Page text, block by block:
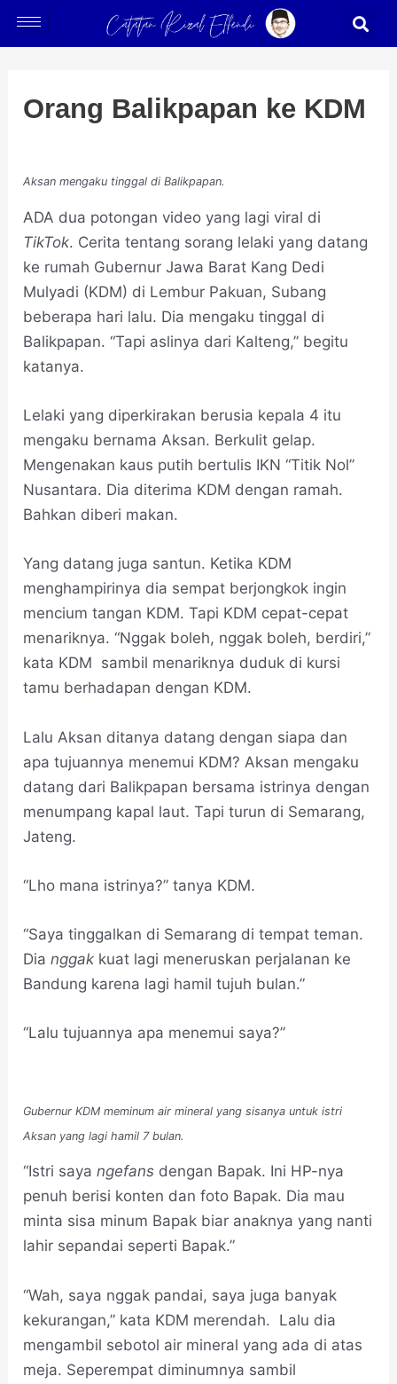
Skip
to
Orang Balikpapan ke KDM
Aksan mengaku tinggal di Balikpapan.
ADA dua potongan video yang lagi viral di
TikTok. Cerita tentang sorang lelaki yang datang
ke rumah Gubernur Jawa Barat Kang Dedi
Mulyadi (KDM) di Lembur Pakuan, Subang
beberapa hari lalu. Dia mengaku tinggal di
Balikpapan. “Tapi aslinya dari Kalteng,” begitu
katanya.
Lelaki yang diperkirakan berusia kepala 4 itu
mengaku bernama Aksan. Berkulit gelap.
Mengenakan kaus putih bertulis IKN “Titik Nol”
Nusantara. Dia diterima KDM dengan ramah.
Bahkan diberi makan.
Yang datang juga santun. Ketika KDM
menghampirinya dia sempat berjongkok ingin
mencium tangan KDM. Tapi KDM cepat-cepat
menariknya. “Nggak boleh, nggak boleh, berdiri,”
kata KDM sambil menariknya duduk di kursi
tamu berhadapan dengan KDM.
Lalu Aksan ditanya datang dengan siapa dan
apa tujuannya menemui KDM? Aksan mengaku
datang dari Balikpapan bersama istrinya dengan
menumpang kapal laut. Tapi turun di Semarang,
Jateng.
“Lho mana istrinya?” tanya KDM.
“Saya tinggalkan di Semarang di tempat teman.
Dianggak kuat lagi meneruskan perjalanan ke
Bandung karena lagi hamil tujuh bulan.”
“Lalu tujuannya apa menemui saya?”
Gubernur KDM meminum air mineral yang sisanya untuk istri
Aksan yang lagi hamil 7 bulan.
“Istri sayangefans dengan Bapak. Ini HP-nya
penuh berisi konten dan foto Bapak. Dia mau
minta sisa minum Bapak biar anaknya yang nanti
lahir sepandai seperti Bapak.”
“Wah, saya nggak pandai, saya juga banyak
kekurangan,” kata KDM merendah. Lalu dia
mengambil sebotol air mineral yang ada di atas
meja. Seperempat diminumnya sambil
Post
navigation